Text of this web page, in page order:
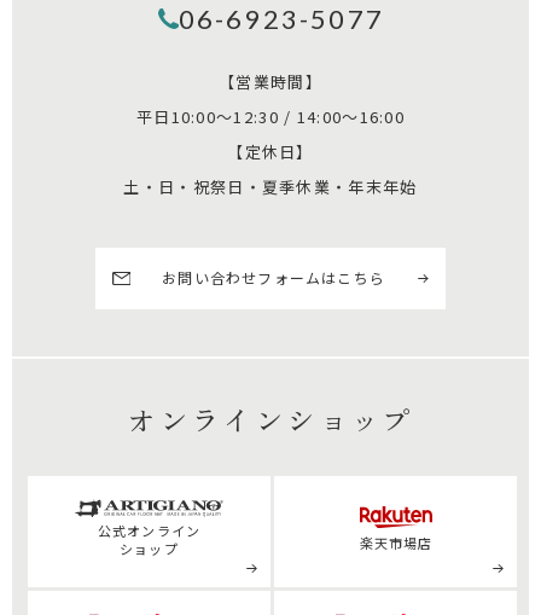
06-6923-5077
【営業時間】
平日10:00～12:30 / 14:00～16:00
【定休日】
土・日・祝祭日・夏季休業・年末年始
お問い合わせフォームはこちら
オンラインショップ
公式オンライン
ショップ
楽天市場店